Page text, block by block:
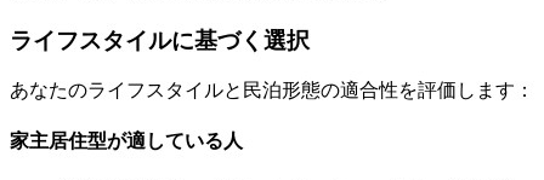
ライフスタイルに基づく選択
あなたのライフスタイルと民泊形態の適合性を評価します：
家主居住型が適している人